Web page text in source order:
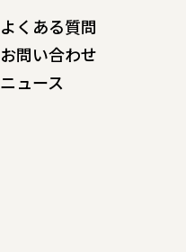
よくある質問
お問い合わせ
ニュース